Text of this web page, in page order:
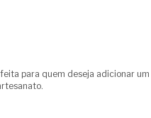
para quem deseja adicionar